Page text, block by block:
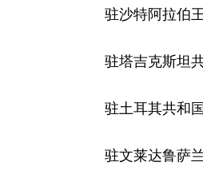
驻沙特阿拉伯
驻塔吉克斯坦
驻土耳其共和
驻文莱达鲁萨